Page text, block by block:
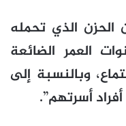
الحزن الذي تحمله
العمر الضائعة
وبالنسبة إلى
أسرتهم”.